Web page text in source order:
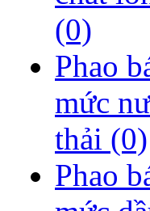
(0)
Phao
mức
thải (0)
Phao